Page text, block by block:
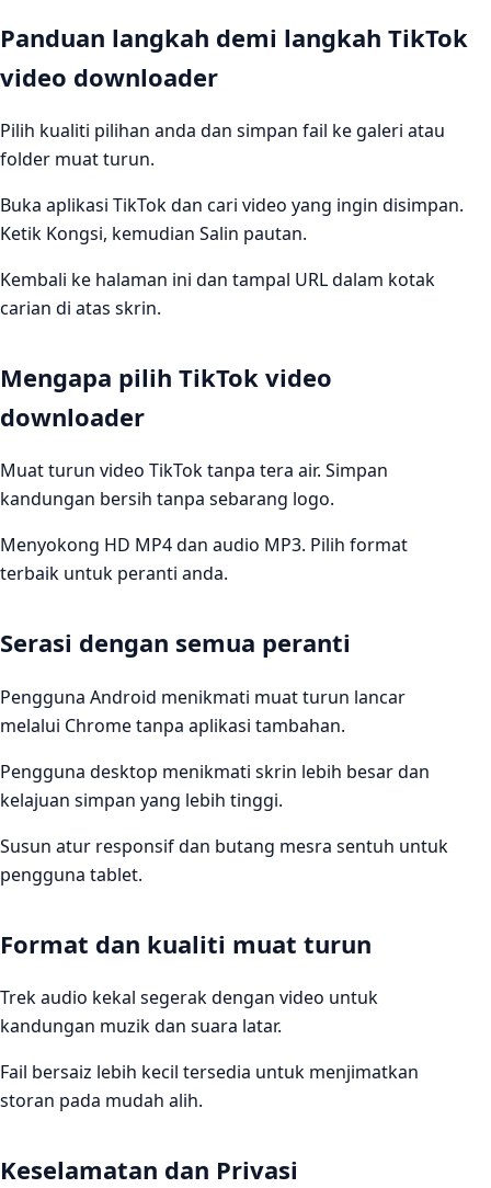
Panduan langkah demi langkah TikTok
video downloader
Pilih kualiti pilihan anda dan simpan fail ke galeri atau
folder muat turun.
Buka aplikasi TikTok dan cari video yang ingin disimpan.
Ketik Kongsi, kemudian Salin pautan.
Kembali ke halaman ini dan tampal URL dalam kotak
carian di atas skrin.
Mengapa pilih TikTok video
downloader
Muat turun video TikTok tanpa tera air. Simpan
kandungan bersih tanpa sebarang logo.
Menyokong HD MP4 dan audio MP3. Pilih format
terbaik untuk peranti anda.
Serasi dengan semua peranti
Pengguna Android menikmati muat turun lancar
melalui Chrome tanpa aplikasi tambahan.
Pengguna desktop menikmati skrin lebih besar dan
kelajuan simpan yang lebih tinggi.
Susun atur responsif dan butang mesra sentuh untuk
pengguna tablet.
Format dan kualiti muat turun
Trek audio kekal segerak dengan video untuk
kandungan muzik dan suara latar.
Fail bersaiz lebih kecil tersedia untuk menjimatkan
storan pada mudah alih.
Keselamatan dan Privasi